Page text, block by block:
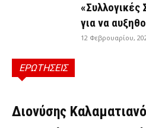
«Συλλογικές
για να
12 Φεβρουαρίου,
ΕΡΩΤΗΣΕΙΣ
ΕΡΩΤΉΣΕΙΣ
Διονύσης